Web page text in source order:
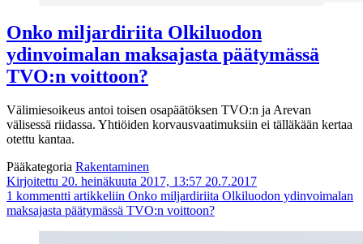
Onko miljardiriita Olkiluodon
ydinvoimalan maksajasta päätymässä
TVO:n voittoon?
Välimiesoikeus antoi toisen osapäätöksen TVO:n ja Arevan
välisessä riidassa. Yhtiöiden korvausvaatimuksiin ei tälläkään kertaa
otettu kantaa.
Pääkategoria Rakentaminen
Kirjoitettu 20. heinäkuuta 2017, 13:57 20.7.2017
1 kommentti artikkeliin Onko miljardiriita Olkiluodon ydinvoimalan
maksajasta päätymässä TVO:n voittoon?